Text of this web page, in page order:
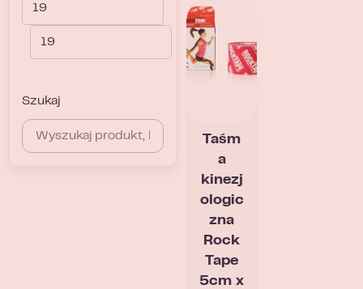
Szukaj
Taśm
a
kinezj
ologic
zna
Rock
Tape
5cm x